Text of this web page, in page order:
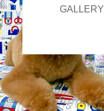
GALLERY